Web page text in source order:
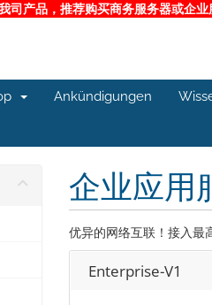
司产品，推荐购买商务服务器或企
Ankündigungen
企业应用
优异的网络互联！接入最
Enterprise-V1